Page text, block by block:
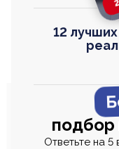
12
Ответьте на